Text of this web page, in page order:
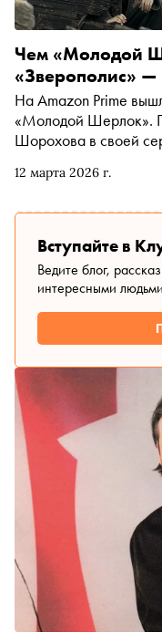
Дубров, генеральный
сервиса
самые
12 марта 2026 г.
Чем «Молодой
«Зверополис» —
На Amazon Prime
«Молодой Шерлок».
Шорохова в своей
стоит даже тем, кто
Вступайте в
Ведите блог,
интересными